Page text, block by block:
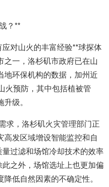
？**
对山火的丰富经验**球探体
之一，洛杉矶市政府已在山
地环保机构的数据，加州近
火预防，其中包括植被管
级。
求，洛杉矶火灾管理部门正
发区域增设智能监控和自
过滤和场馆冷却技术的效率
之外，场馆选址上也更加偏
低自然因素的不确定性。